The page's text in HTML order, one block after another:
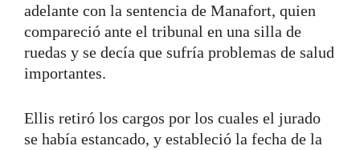
adelante con la sentencia de Manafort, quien
compareció ante el tribunal en una silla de
ruedas y se decía que sufría problemas de salud
importantes.
Ellis retiró los cargos por los cuales el jurado
se había estancado, y estableció la fecha de la